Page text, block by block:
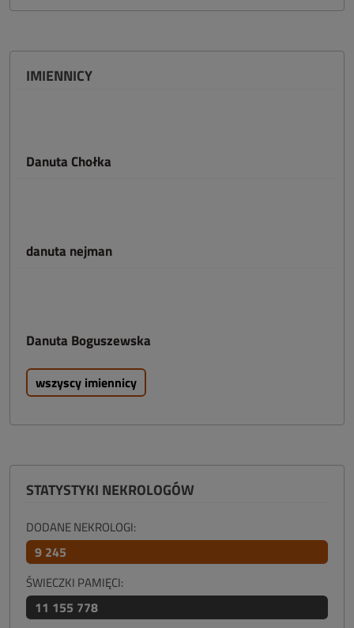
IMIENNICY
Danuta Chołka
danuta nejman
Danuta Boguszewska
wszyscy imiennicy
STATYSTYKI NEKROLOGÓW
DODANE NEKROLOGI:
9 245
ŚWIECZKI PAMIĘCI:
11 155 778